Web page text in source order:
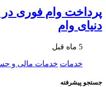
پرداخت وام فوری در
دنیای وام
5 ماه قبل
خدمات خدمات مالی و
جستجو پیشرفته